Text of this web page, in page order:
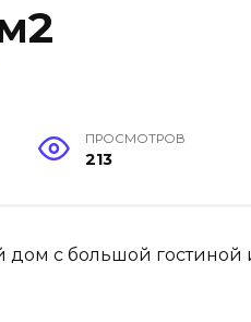
ПРОСМОТРОВ
213
дом с большой гостиной